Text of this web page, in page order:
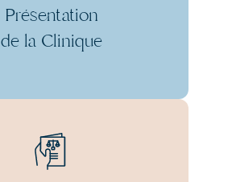
Présentation
de la Clinique